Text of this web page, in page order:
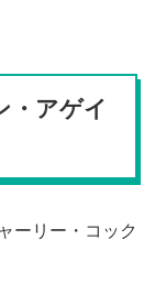
・アゲイ
ーリー・コック